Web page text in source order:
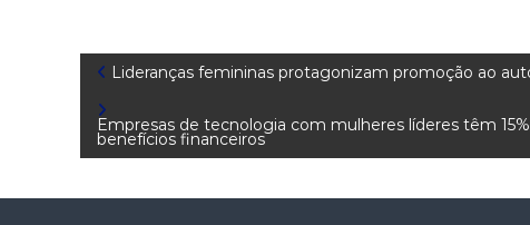
N
a
Lideranças femininas protagonizam promoção ao
Empresas de tecnologia com mulheres líderes têm
benefícios financeiros